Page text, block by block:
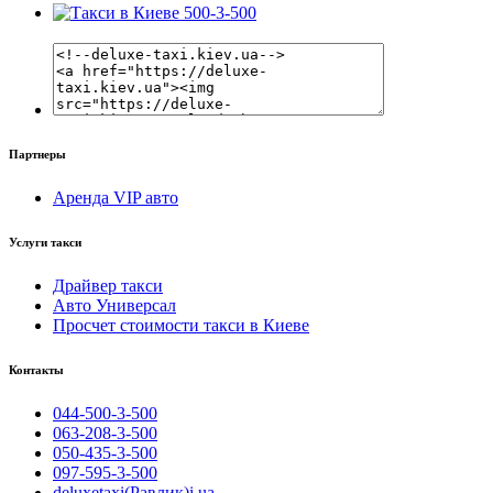
Партнеры
Аренда VIP авто
Услуги такси
Драйвер такси
Авто Универсал
Просчет стоимости такси в Киеве
Контакты
044-500-3-500
063-208-3-500
050-435-3-500
097-595-3-500